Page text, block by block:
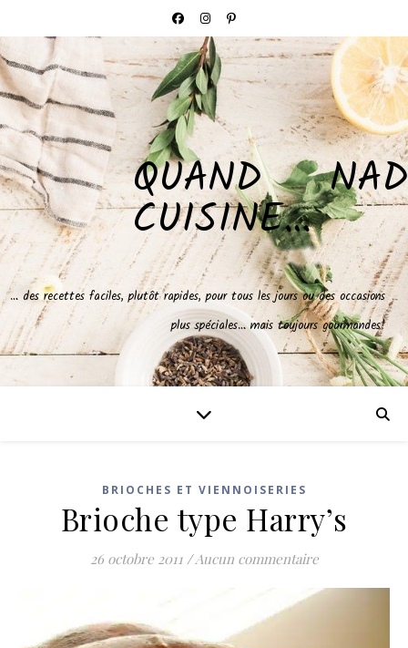
QUAND NAD
CUISINE…
… des recettes faciles, plutôt rapides, pour tous les jours ou des occasions
plus spéciales… mais toujours gourmandes!
BRIOCHES ET VIENNOISERIES
Brioche type Harry’s
26 octobre 2011 /Aucun commentaire